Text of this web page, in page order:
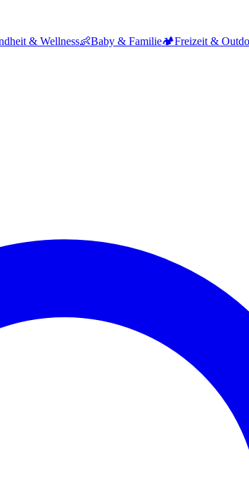
& Wellness👶Baby & Familie🏕️Freizeit &